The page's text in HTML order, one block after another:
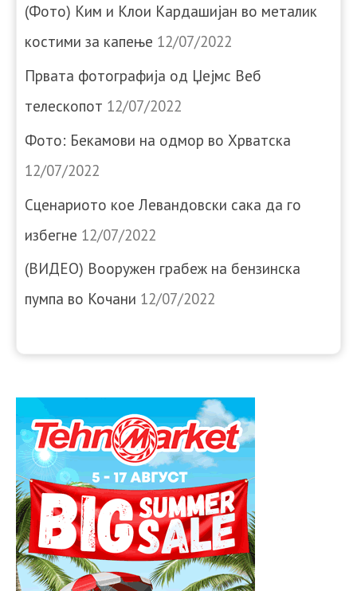
(Фото) Ким и Клои Кардашијан во металик
костими за капење 12/07/2022
Првата фотографија од Џејмс Веб
телескопот 12/07/2022
Фото: Бекамови на одмор во Хрватска
12/07/2022
Сценариото кое Левандовски сака да го
избегне 12/07/2022
(ВИДЕО) Вооружен грабеж на бензинска
пумпа во Кочани 12/07/2022